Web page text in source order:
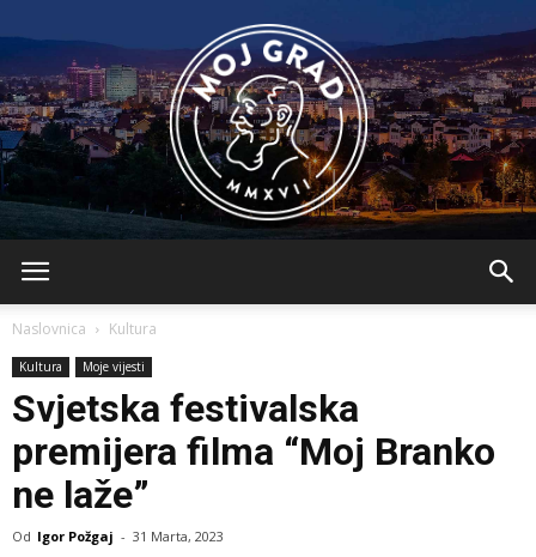
Naslovnica Kultura
Kultura Moje vijesti
Svjetska festivalska
premijera filma “Moj Branko
ne laže”
Od Igor Požgaj - 31 Marta, 2023